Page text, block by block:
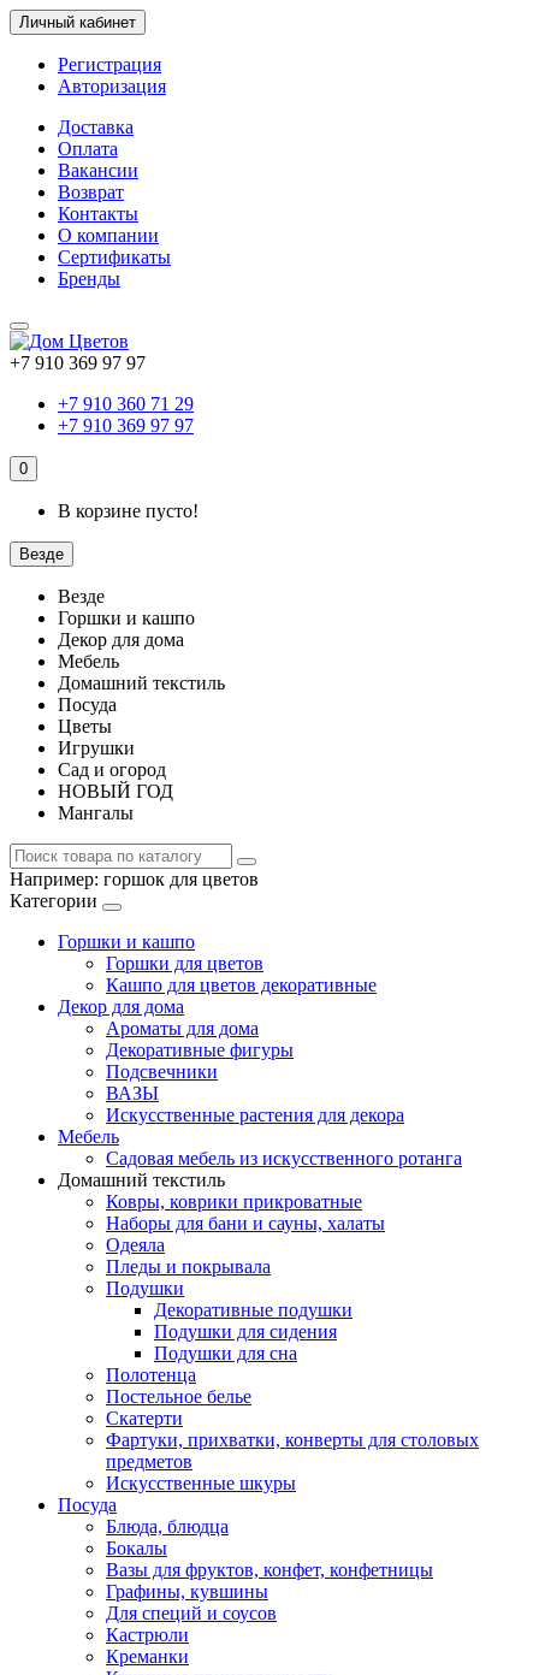
Личный кабинет
Регистрация
Авторизация
Доставка
Оплата
Вакансии
Возврат
Контакты
О компании
Сертификаты
Бренды
+7 910 369 97 97
+7 910 360 71 29
+7 910 369 97 97
0
В корзине пусто!
Везде
Везде
Горшки и кашпо
Декор для дома
Мебель
Домашний текстиль
Посуда
Цветы
Игрушки
Сад и огород
НОВЫЙ ГОД
Мангалы
Например: горшок для цветов
Категории
Горшки и кашпо
Горшки для цветов
Кашпо для цветов декоративные
Декор для дома
Ароматы для дома
Декоративные фигуры
Подсвечники
ВАЗЫ
Искусственные растения для декора
Мебель
Садовая мебель из искусственного ротанга
Домашний текстиль
Ковры, коврики прикроватные
Наборы для бани и сауны, халаты
Одеяла
Пледы и покрывала
Подушки
Декоративные подушки
Подушки для сидения
Подушки для сна
Полотенца
Постельное белье
Скатерти
Фартуки, прихватки, конверты для столовых
предметов
Искусственные шкуры
Посуда
Блюда, блюдца
Бокалы
Вазы для фруктов, конфет, конфетницы
Графины, кувшины
Для специй и соусов
Кастрюли
Креманки